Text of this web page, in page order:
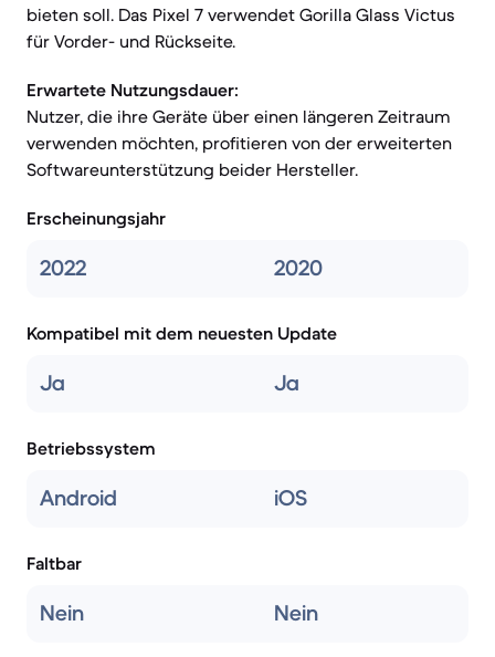
bieten soll. Das Pixel 7 verwendet Gorilla Glass Victus
für Vorder- und Rückseite.
Erwartete Nutzungsdauer:
Nutzer, die ihre Geräte über einen längeren Zeitraum
verwenden möchten, profitieren von der erweiterten
Softwareunterstützung beider Hersteller.
Erscheinungsjahr
2022 2020
Kompatibel mit dem neuesten Update
Ja Ja
Betriebssystem
Android iOS
Faltbar
Nein Nein